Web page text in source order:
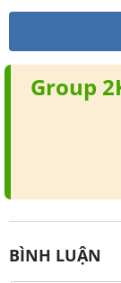
Group
BÌNH LUẬN